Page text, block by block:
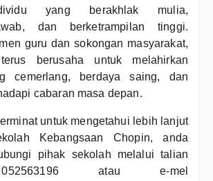
yang berakhlak mulia,
dan berketrampilan tinggi.
guru dan sokongan masyarakat,
berusaha untuk melahirkan
cemerlang, berdaya saing, dan
cabaran masa depan.
untuk mengetahui lebih lanjut
Kebangsaan Chopin, anda
pihak sekolah melalui talian
atau e-mel